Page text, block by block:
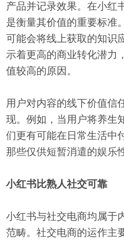
产品并记录效果。在小红
是衡量其价值的重要标准
可能会将线上获取的知识
示着更高的商业转化潜力
值较高的原因。
用户对内容的线下价值信
现。例如，当用户将养生
们更有可能在日常生活中
那些仅供短暂消遣的娱乐
小红书比熟人社交可靠
小红书与社交电商均属于
范畴。社交电商的运作主